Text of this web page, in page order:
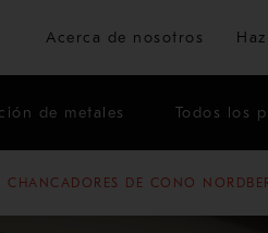
Ir al
Acerca de nosotros
de metales Todos los
CHANCADORES DE CONO